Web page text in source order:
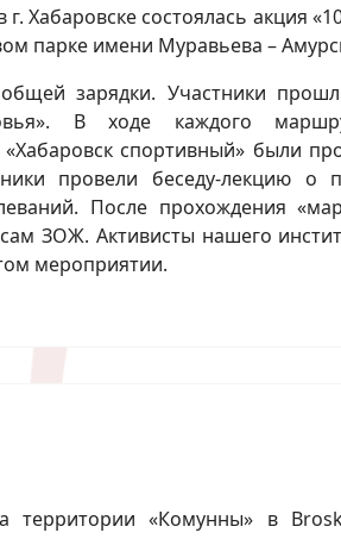
г. Хабаровске состоялась акция
парке имени Муравьева –
зарядки. Участники
В ходе каждого
спортивный» были
провели беседу-лекцию о
После прохождения
ЗОЖ. Активисты нашего
мероприятии.
территории «Комунны» в